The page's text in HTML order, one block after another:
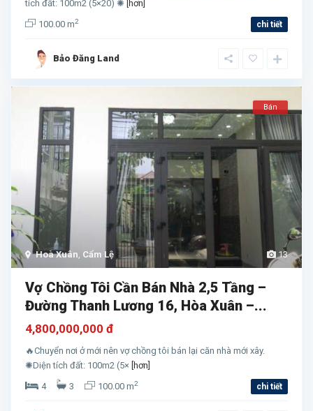
tích đất: 100m2 (5×20) ✺ [hơn]
100.00 m2 chi tiết
Bảo Đăng Land
13
Hoà Xuân Cẩm Lệ
Bán
Vợ Chồng Tôi Cần Bán Nhà 2,5 Tầng –
Đường Thanh Lương 16, Hòa Xuân –...
4,800,000,000 đ
🔥Chuyển nơi ở mới nên vợ chồng tôi bán lại căn nhà mới xây.
✺Diện tích đất: 100m2 (5× [hơn]
4
3 100.00 m2 chi tiết